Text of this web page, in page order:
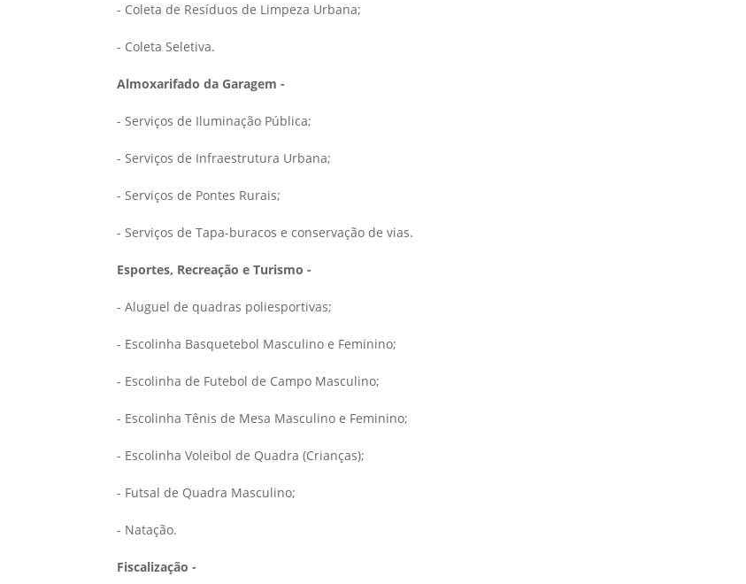
- Coleta de Resíduos de Limpeza Urbana;
- Coleta Seletiva.
Almoxarifado da Garagem -
- Serviços de Iluminação Pública;
- Serviços de Infraestrutura Urbana;
- Serviços de Pontes Rurais;
- Serviços de Tapa-buracos e conservação de vias.
Esportes, Recreação e Turismo -
- Aluguel de quadras poliesportivas;
- Escolinha Basquetebol Masculino e Feminino;
- Escolinha de Futebol de Campo Masculino;
- Escolinha Tênis de Mesa Masculino e Feminino;
- Escolinha Voleibol de Quadra (Crianças);
- Futsal de Quadra Masculino;
- Natação.
Fiscalização -